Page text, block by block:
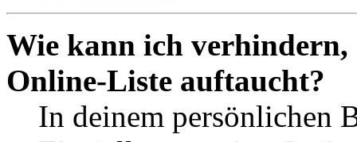
Wie kann ich verhindern,
Online-Liste auftaucht?
In deinem persönlichen